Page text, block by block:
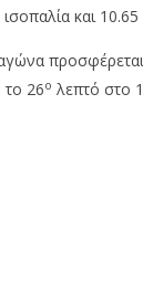
ισοπαλία και
προσφέρεται
το 26ο λεπτό στο